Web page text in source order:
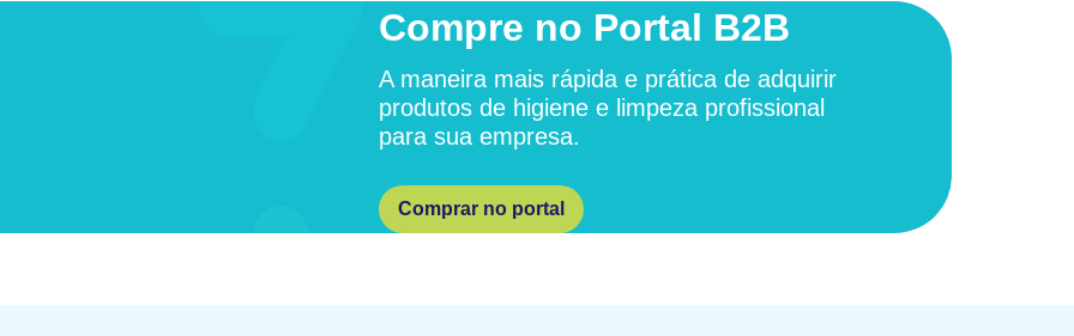
Compre no Portal B2B
A maneira mais rápida e prática de adquirir
produtos de higiene e limpeza profissional
para sua empresa.
Comprar no portal